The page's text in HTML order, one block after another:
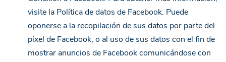
visite la Política de datos de Facebook. Puede
oponerse a la recopilación de sus datos por parte del
píxel de Facebook, o al uso de sus datos con el fin de
mostrar anuncios de Facebook comunicándose con